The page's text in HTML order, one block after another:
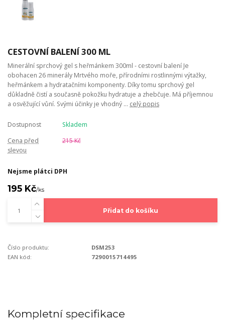
CESTOVNÍ BALENÍ 300 ML
Minerální sprchový gel s heřmánkem 300ml - cestovní balení Je
obohacen 26 minerály Mrtvého moře, přírodními rostlinnými výtažky,
heřmánkem a hydratačními komponenty. Díky tomu sprchový gel
důkladně čistí a současně pokožku hydratuje a zhebčuje. Má příjemnou
a osvěžující vůní. Svými účinky je vhodný ... celý popis
Dostupnost
Skladem
Cena před
slevou
215 Kč
Nejsme plátci DPH
195 Kč/ks
Přidat do košíku
Číslo produktu:
DSM253
EAN kód:
7290015714495
Kompletní specifikace